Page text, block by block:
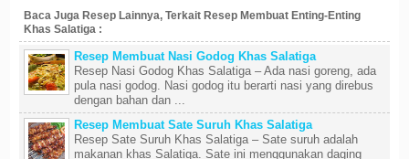
Baca Juga Resep Lainnya, Terkait Resep Membuat Enting-Enting
Khas Salatiga :
Resep Membuat Nasi Godog Khas Salatiga
Resep Nasi Godog Khas Salatiga – Ada nasi goreng, ada
pula nasi godog. Nasi godog itu berarti nasi yang direbus
dengan bahan dan ...
Resep Membuat Sate Suruh Khas Salatiga
Resep Sate Suruh Khas Salatiga – Sate suruh adalah
makanan khas Salatiga. Sate ini menggunakan daging